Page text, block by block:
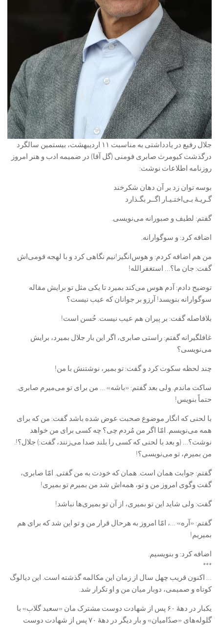
جلال رفیع در یادداشتی به مناسبت ۱۱ اردیبهشت، بیستمین سالگرد
درگذشت کیومرث صابری فومنی (گل آقا) در ضمیمه ادب و هنر امروز
روزنامه اطلاعات نوشت:
بوسه توان زد بر آن دهان شکرخند
گـریـۀ بـی‌اختـیـار اگــر بگـذارد
گفتم: لطیف و صبورانه می‌نویسی.
اضافه کرد: و سوگوارانه.
من هم اضافه کردم: و هوس‌انگیز!نیم نگاهی کرد و با لهجه قومی‌اش
گفت: جان ما؟… استغفرالله!
توضیح دادم: آدم هوس می‌کند بمیرد تا یکی مثل تو برایش مقاله
سوگوارانه بنویسد! آرزو بر جوانان که عیب نیست؟
بلافاصله گفت: بر پیران هم عیب نیست. حُسن است!
غافلگیرانه گفتم: راستی صابری، اگر این بار جلال بمیرد، برایش
می‌نویسی؟
چند لحظه سکوت کرد و گفت: تو بمیر، نوشتنش با من!
ساکت ماندم. ولی بعد گفتم: «باشه» … من برای تو می‌میرم صابری.
حتماً بنویس!
با لحنی که انگار موضوع صحبت عوض شده باشد گفت: من که برای
همه می‌نویسم. امّا اگر من مُردم چی؟ چه کسی برای من خواهد
نوشت؟… (و بعد با لحنی که کسی را بلند صدا می‌زنند، گفت:) جلال؟!.
من بمیرم، تو می‌نویسی؟!
گفتم: جوابت همان است. همان که خودت به من گفتی. امّا صابری،
گفت وگوی امروز من و تو، همه‌اش شد من بمیرم تو بمیری!
گفت: ولی شاید این تو بمیری، از آن تو بمیری‌ها نباشد!
گفتم: «آره» …، امّا امروز به هرحال قرار من و تو این شد که برای هم
بمیریم!
اضافه کرد: و بنویسیم.
***
… اکنون قریب چهل سال از زمان این مکالمه گذشته است. این دیالوگ
کوتاه و صمیمی، دوبار میان من و او تکرار شد.
یکبار در دهۀ ۶۰ پس از شهادت دوست مشترک مان «سعید گلاب» با
گلوله‌های «صدّامیان» و بار دیگر در دهۀ ۷۰ پس از شهادت دوست